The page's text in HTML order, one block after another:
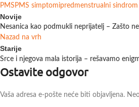
PMS PMS simptomipredmenstrualni sindrom
Novije
Nesanica kao podmukli neprijatelj – Zašto
Nazad na vrh
Starije
Srce i njegova mala istorija – rešavamo
Ostavite odgovor
Vaša adresa e-pošte neće biti objavljena.